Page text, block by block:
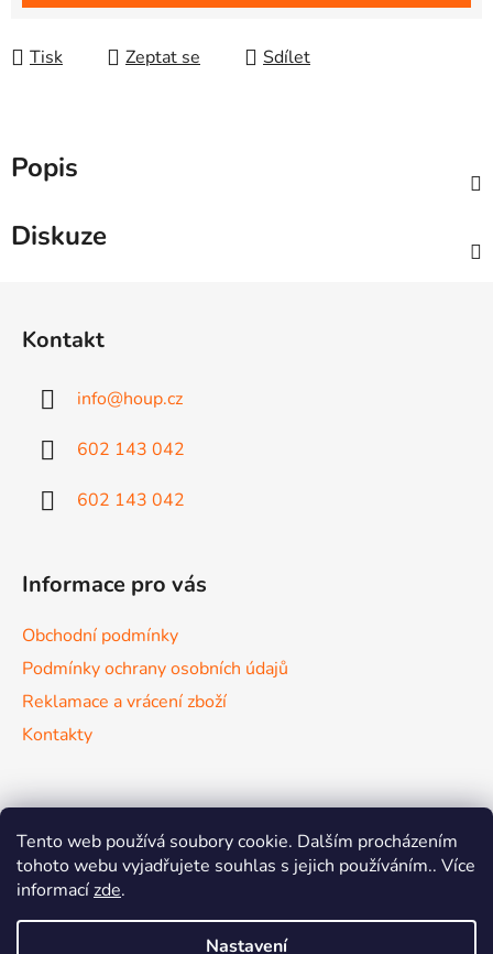
Tento web používá soubory cookie. Dalším procházením
tohoto webu vyjadřujete souhlas s jejich používáním.. Více
informacízde.
Nastavení
Tisk Zeptat se Sdílet
Popis
Diskuze
Kontakt
info@houp.cz
602 143 042
602 143 042
Informace pro vás
Obchodní podmínky
Podmínky ochrany osobních údajů
Reklamace a vrácení zboží
Kontakty
Nákupní košík